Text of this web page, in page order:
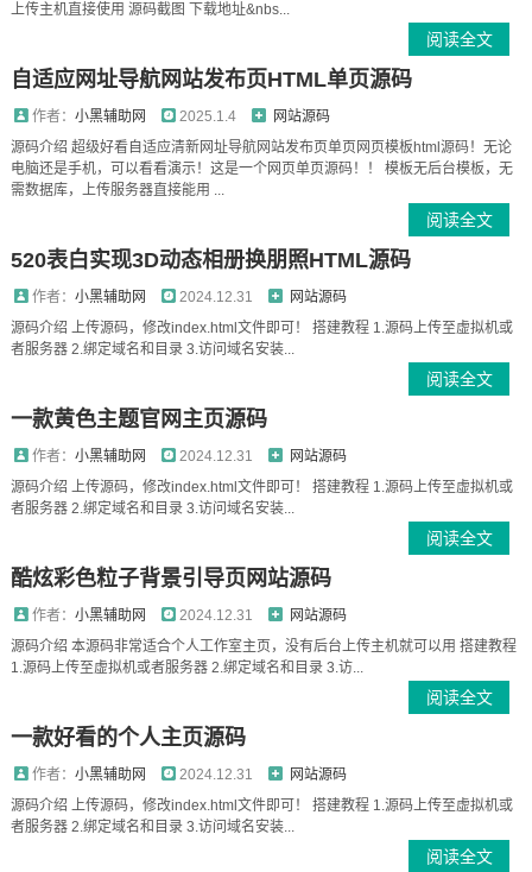
上传主机直接使用 源码截图 下载地址&nbs...
阅读全文
自适应网址导航网站发布页HTML单页源码
作者： 小黑辅助网 2025.1.4
网站源码
源码介绍 超级好看自适应清新网址导航网站发布页单页网页模板html源码！无论
电脑还是手机，可以看看演示！这是一个网页单页源码！！ 模板无后台模板，无
需数据库，上传服务器直接能用 ...
阅读全文
520表白实现3D动态相册换朋照HTML源码
作者： 小黑辅助网 2024.12.31
网站源码
源码介绍 上传源码，修改index.html文件即可！ 搭建教程 1.源码上传至虚拟机或
者服务器 2.绑定域名和目录 3.访问域名安装...
阅读全文
一款黄色主题官网主页源码
作者： 小黑辅助网 2024.12.31
网站源码
源码介绍 上传源码，修改index.html文件即可！ 搭建教程 1.源码上传至虚拟机或
者服务器 2.绑定域名和目录 3.访问域名安装...
阅读全文
酷炫彩色粒子背景引导页网站源码
作者： 小黑辅助网 2024.12.31
网站源码
源码介绍 本源码非常适合个人工作室主页，没有后台上传主机就可以用 搭建教程
1.源码上传至虚拟机或者服务器 2.绑定域名和目录 3.访...
阅读全文
一款好看的个人主页源码
作者： 小黑辅助网 2024.12.31
网站源码
源码介绍 上传源码，修改index.html文件即可！ 搭建教程 1.源码上传至虚拟机或
者服务器 2.绑定域名和目录 3.访问域名安装...
阅读全文